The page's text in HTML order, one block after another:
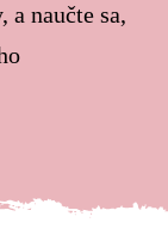
a naučte sa,